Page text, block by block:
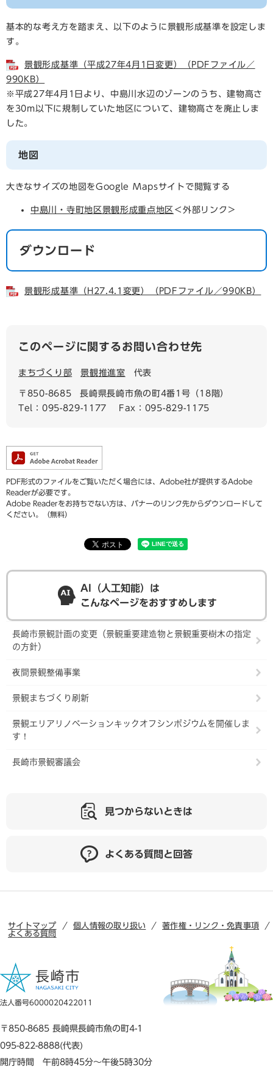
基本的な考え方を踏まえ、以下のように景観形成基準を設定しま
す。
景観形成基準（平成27年4月1日変更）（PDFファイル／
990KB）
※平成27年4月1日より、中島川水辺のゾーンのうち、建物高さ
を30m以下に規制していた地区について、建物高さを廃止しま
した。
地図
大きなサイズの地図をGoogle Mapsサイトで閲覧する
中島川・寺町地区景観形成重点地区 ＜外部リンク＞
ダウンロード
景観形成基準（H27.4.1変更）（PDFファイル／990KB）
このページに関するお問い合わせ先
まちづくり部 景観推進室 代表
〒850-8685
長崎県長崎市魚の町4番1号（18階）
Tel：095-829-1177
Fax：095-829-1175
PDF形式のファイルをご覧いただく場合には、Adobe社が提供するAdobe
Readerが必要です。
Adobe Readerをお持ちでない方は、バナーのリンク先からダウンロードして
ください。（無料）
AI（人工知能）は
こんなページをおすすめします
長崎市景観計画の変更（景観重要建造物と景観重要樹木の指定
の方針）
夜間景観整備事業
景観まちづくり刷新
景観エリアリノベーションキックオフシンポジウムを開催しま
す！
長崎市景観審議会
見つからないときは
よくある質問と回答
サイトマップ 個人情報の取り扱い
著作権・リンク・免責事項
よくある質問
法人番号6000020422011
〒850-8685 長崎県長崎市魚の町4-1
095-822-8888(代表)
開庁時間 午前8時45分～午後5時30分